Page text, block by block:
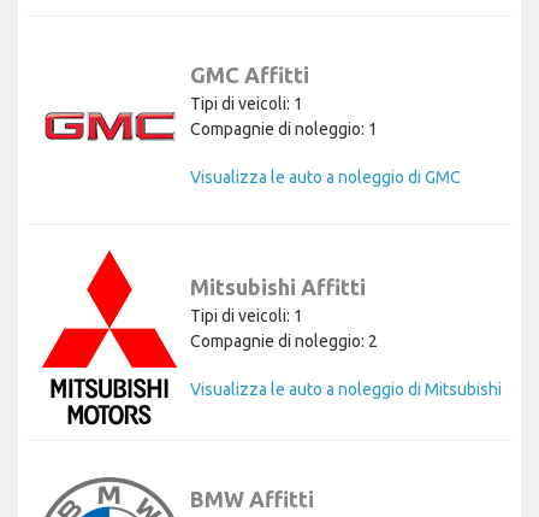
GMC Affitti
Tipi di veicoli: 1
Compagnie di noleggio: 1
Visualizza le auto a noleggio di GMC
Mitsubishi Affitti
Tipi di veicoli: 1
Compagnie di noleggio: 2
Visualizza le auto a noleggio di Mitsubishi
BMW Affitti